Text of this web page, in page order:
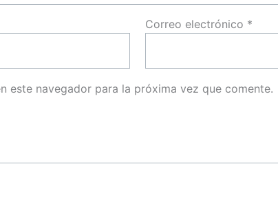
Correo electrónico *
este navegador para la próxima vez que comente.